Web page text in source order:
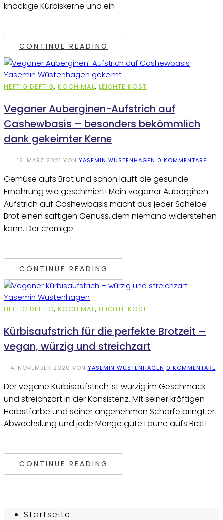
knackige Kürbiskerne und ein
CONTINUE READING
HEFTIG DEFTIG, KOCH MAL, LEICHTE KOST
Veganer Auberginen-Aufstrich auf
Cashewbasis – besonders bekömmlich
dank gekeimter Kerne
12. MÄRZ 2021 VON YASEMIN WÜSTENHAGEN 0 KOMMENTARE
Gemüse aufs Brot und schon läuft die gesunde
Ernährung wie geschmiert! Mein veganer Auberginen-
Aufstrich auf Cashewbasis macht aus jeder Scheibe
Brot einen saftigen Genuss, dem niemand widerstehen
kann. Der cremige
CONTINUE READING
HEFTIG DEFTIG, KOCH MAL, LEICHTE KOST
Kürbisaufstrich für die perfekte Brotzeit –
vegan, würzig und streichzart
14. NOVEMBER 2020 VON YASEMIN WÜSTENHAGEN 0 KOMMENTARE
Der vegane Kürbisaufstrich ist würzig im Geschmack
und streichzart in der Konsistenz. Mit seiner kräftigen
Herbstfarbe und seiner angenehmen Schärfe bringt er
Abwechslung und jede Menge gute Laune aufs Brot!
CONTINUE READING
Startseite